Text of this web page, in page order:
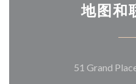
地图和
51 Grand